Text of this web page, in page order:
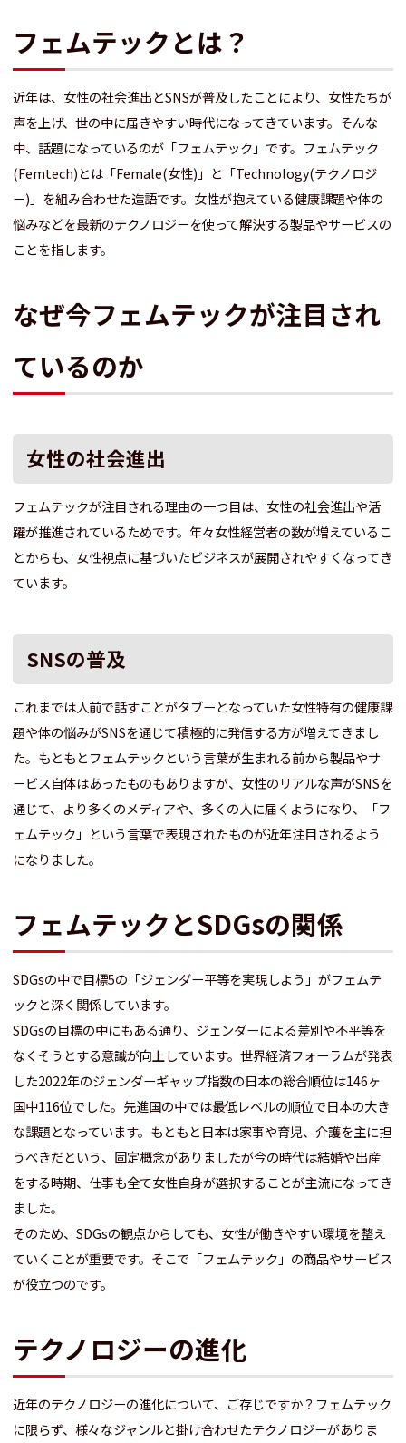
フェムテックとは？
近年は、女性の社会進出とSNSが普及したことにより、女性たちが
声を上げ、世の中に届きやすい時代になってきています。そんな
中、話題になっているのが「フェムテック」です。フェムテック
(Femtech)とは「Female(女性)」と「Technology(テクノロジ
ー)」を組み合わせた造語です。女性が抱えている健康課題や体の
悩みなどを最新のテクノロジーを使って解決する製品やサービスの
ことを指します。
なぜ今フェムテックが注目され
ているのか
女性の社会進出
フェムテックが注目される理由の一つ目は、女性の社会進出や活
躍が推進されているためです。年々女性経営者の数が増えているこ
とからも、女性視点に基づいたビジネスが展開されやすくなってき
ています。
SNSの普及
これまでは人前で話すことがタブーとなっていた女性特有の健康課
題や体の悩みがSNSを通じて積極的に発信する方が増えてきまし
た。もともとフェムテックという言葉が生まれる前から製品やサ
ービス自体はあったものもありますが、女性のリアルな声がSNSを
通じて、より多くのメディアや、多くの人に届くようになり、「フ
ェムテック」という言葉で表現されたものが近年注目されるよう
になりました。
フェムテックとSDGsの関係
SDGsの中で目標5の「ジェンダー平等を実現しよう」がフェムテ
ックと深く関係しています。
SDGsの目標の中にもある通り、ジェンダーによる差別や不平等を
なくそうとする意識が向上しています。世界経済フォーラムが発表
した2022年のジェンダーギャップ指数の日本の総合順位は146ヶ
国中116位でした。先進国の中では最低レベルの順位で日本の大き
な課題となっています。もともと日本は家事や育児、介護を主に担
うべきだという、固定概念がありましたが今の時代は結婚や出産
をする時期、仕事も全て女性自身が選択することが主流になってき
ました。
そのため、SDGsの観点からしても、女性が働きやすい環境を整え
ていくことが重要です。そこで「フェムテック」の商品やサービス
が役立つのです。
テクノロジーの進化
近年のテクノロジーの進化について、ご存じですか？フェムテック
に限らず、様々なジャンルと掛け合わせたテクノロジーがありま